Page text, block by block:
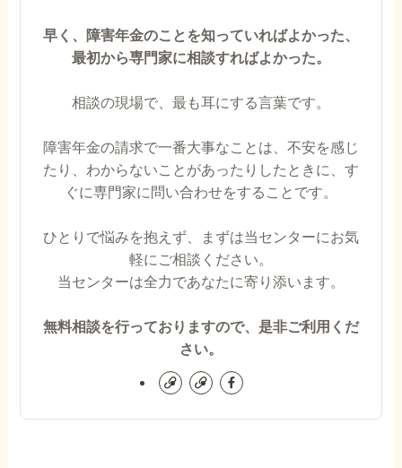
早く、障害年金のことを知っていればよかった、
最初から専門家に相談すればよかった。
相談の現場で、最も耳にする言葉です。
障害年金の請求で一番大事なことは、不安を感じ
たり、わからないことがあったりしたときに、す
ぐに専門家に問い合わせをすることです。
ひとりで悩みを抱えず、まずは当センターにお気
軽にご相談ください。
当センターは全力であなたに寄り添います。
無料相談を行っておりますので、是非ご利用くだ
さい。